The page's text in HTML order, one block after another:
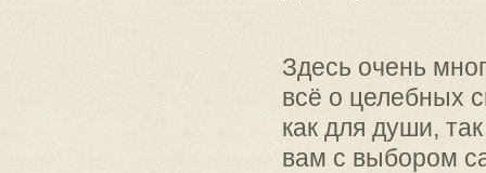
Здесь очень
всё о целебных
как для души,
вам с выбором